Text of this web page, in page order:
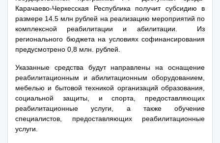
Карачаево-Черкесская Республика получит субсидию в
размере 14.5 млн рублей на реализацию мероприятий по
комплексной реабилитации и абилитации. Из
регионального бюджета на условиях софинансирования
предусмотрено 0,8 млн. рублей.
Указанные средства будут направлены на оснащение
реабилитационным и абилитационным оборудованием,
мебелью и бытовой техникой организаций образования,
социальной защиты, и спорта, предоставляющих
реабилитационные услуги, а также обучение
специалистов, предоставляющих реабилитационные
услуги.